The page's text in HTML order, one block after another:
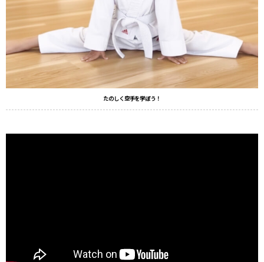
たのしく空手を学ぼう！